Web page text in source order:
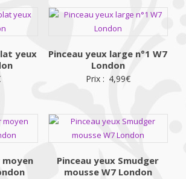
yeux
Pinceau yeux large n°1 W7
London
Prix : 4,99€
moyen
Pinceau yeux Smudger
mousse W7 London